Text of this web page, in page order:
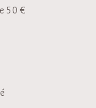
50 €